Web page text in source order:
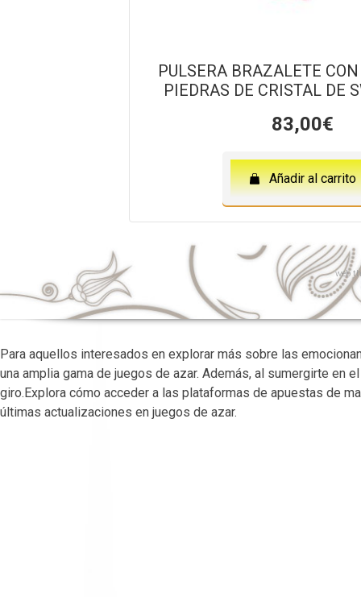
PULSERA BRAZALETE
PIEDRAS DE CRISTAL DE
83,00€
Añadir al carrito
web
Para aquellos interesados en explorar más sobre las
una amplia gama de juegos de azar. Además, al sumergirte en
giro.Explora cómo acceder a las plataformas de apuestas de
últimas actualizaciones en juegos de azar.